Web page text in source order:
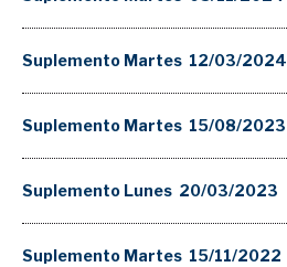
Suplemento Martes 12/03/2024
Suplemento Martes 15/08/2023
Suplemento Lunes 20/03/2023
Suplemento Martes 15/11/2022